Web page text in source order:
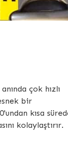
çok hızlı
bir
kısa
kolaylaştırır.